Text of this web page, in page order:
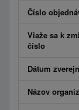
Číslo
Viaže sa k
číslo
Dátum
Názov